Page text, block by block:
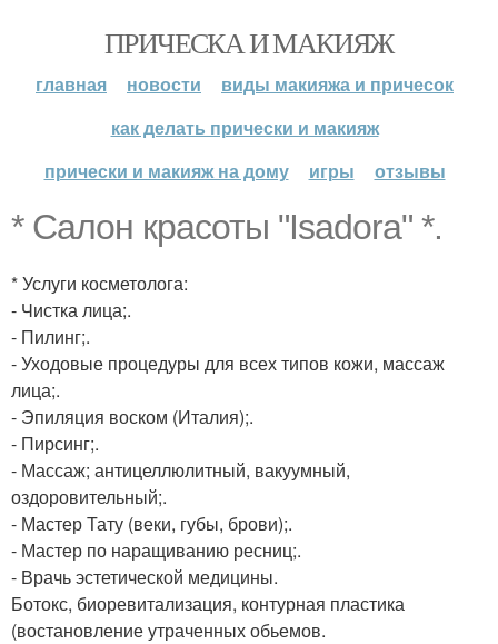
ПРИЧЕСКА И МАКИЯЖ
главная новости
виды макияжа и причесок
как делать прически и макияж
прически и макияж на дому
игры отзывы
* Салон красоты "Isadora" *.
* Услуги косметолога:
- Чистка лица;.
- Пилинг;.
- Уходовые процедуры для всех типов кожи, массаж
лица;.
- Эпиляция воском (Италия);.
- Пирсинг;.
- Массаж; антицеллюлитный, вакуумный,
оздоровительный;.
- Мастер Тату (веки, губы, брови);.
- Мастер по наращиванию ресниц;.
- Врачь эстетической медицины.
Ботокс, биоревитализация, контурная пластика
(востановление утраченных обьемов.